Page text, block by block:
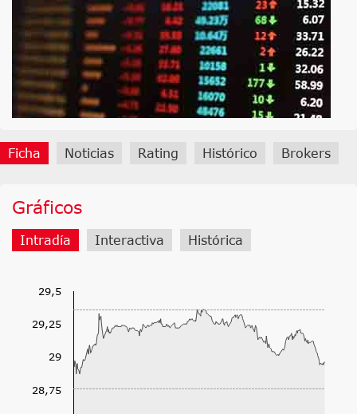
Ficha Noticias Rating Histórico Brokers
Gráficos
Intradía Interactiva Histórica
28,75
29
29,25
29,5